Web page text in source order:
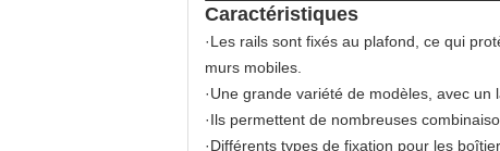
Caractéristiques
·Les rails sont fixés au plafond, ce qui
murs mobiles.
·Une grande variété de modèles, avec un
·Ils permettent de nombreuses
·Différents types de fixation pour les